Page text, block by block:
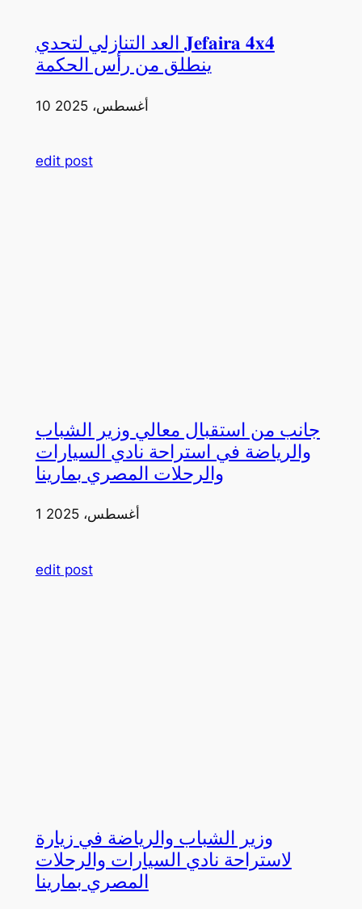
العد التنازلي لتحدي 𝐉𝐞𝐟𝐚𝐢𝐫𝐚 𝟒𝐱𝟒
ينطلق من رأس الحكمة
10 أغسطس، 2025
edit post
جانب من استقبال معالي وزير الشباب
والرياضة في استراحة نادي السيارات
والرحلات المصري بمارينا
1 أغسطس، 2025
edit post
وزير الشباب والرياضة في زيارة
لاستراحة نادي السيارات والرحلات
المصري بمارينا